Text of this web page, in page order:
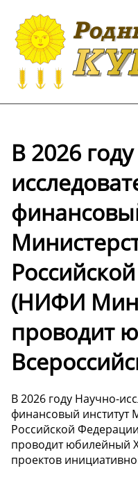
В 2026
(НИФИ
проводит
В 2026 году Научно-
финансовый институт
Российской
проводит юбилейный
проектов